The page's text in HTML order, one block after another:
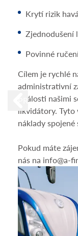
PREVIOUS
Krytí rizik
Zjednodušení
Povinné
Cílem je rychlé
administrativní
události
likvidátory. Tyto
náklady spojené
Pokud máte
nás na info@a-